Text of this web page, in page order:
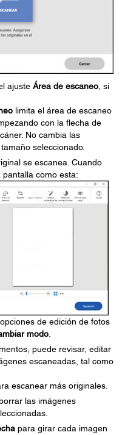
ajuste Área de escaneo , si
limita el área de escaneo
con la flecha de
No cambia las
seleccionado.
se escanea. Cuando
como esta:
de edición de fotos
modo
puede revisar, editar
escaneadas, tal como
escanear más originales.
las imágenes
para girar cada imagen